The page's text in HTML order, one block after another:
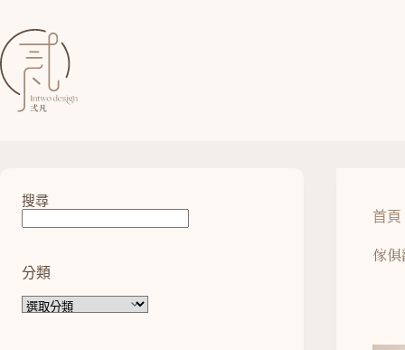
首頁
傢
搜尋
分類